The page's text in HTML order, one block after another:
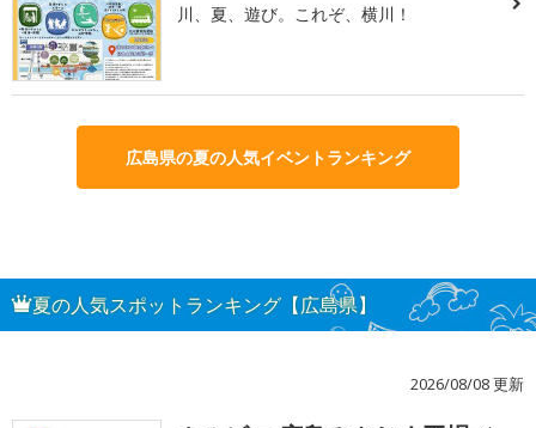
川、夏、遊び。これぞ、横川！
広島県の夏の人気イベントランキング
夏の人気スポットランキング【広島県】
2026/08/08 更新